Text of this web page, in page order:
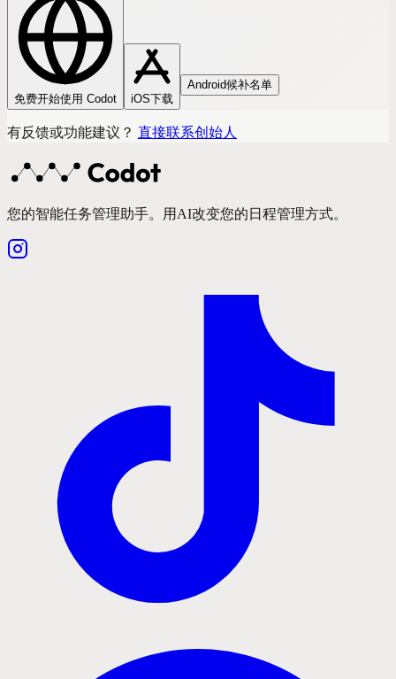
免费开始使用 Codot iOS下载
Android候补名单
有反馈或功能建议？ 直接联系创始人
您的智能任务管理助手。用AI改变您的日程管理方式。